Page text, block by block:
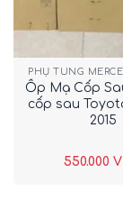
PHỤ TÙNG
Ốp Mạ Cốp
cốp sau
2015
550.000